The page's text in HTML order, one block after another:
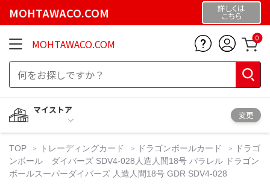
MOHTAWACO.COM 詳しくは
こちら
MOHTAWACO.COM 0
マイストア
変更
TOP トレーディングカード ドラゴンボールカード
ドラゴ
ンボール ダイバーズ SDV4-028人造人間18号 パラレル ドラゴン
ボールスーパーダイバーズ 人造人間18号 GDR SDV4-028